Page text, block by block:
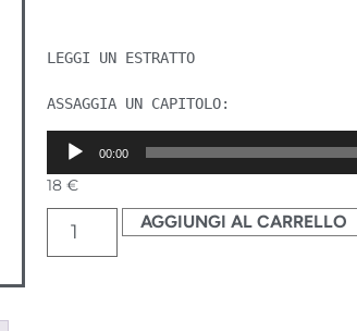
LEGGI UN ESTRATTO
ASSAGGIA UN CAPITOLO:
Audio
Player
00:00
18 €
AGGIUNGI AL CARRELLO